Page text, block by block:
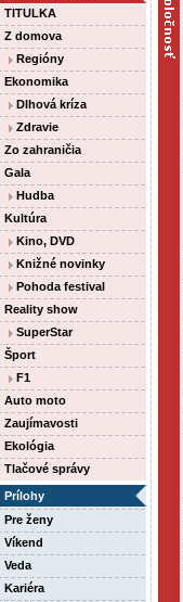
TITULKA
Z domova
Regióny
Ekonomika
Dlhová kríza
Zdravie
Zo zahraničia
Gala
Hudba
Kultúra
Kino, DVD
Knižné novinky
Pohoda festival
Reality show
SuperStar
Šport
F1
Auto moto
Zaujímavosti
Ekológia
Tlačové správy
Prílohy
Pre ženy
Víkend
Veda
Kariéra